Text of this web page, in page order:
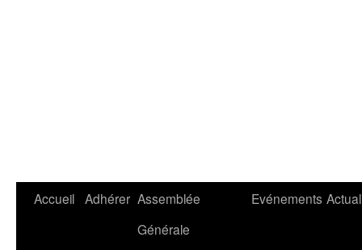
Aller
Accueil Adhérer Assemblée
Générale
Evénements